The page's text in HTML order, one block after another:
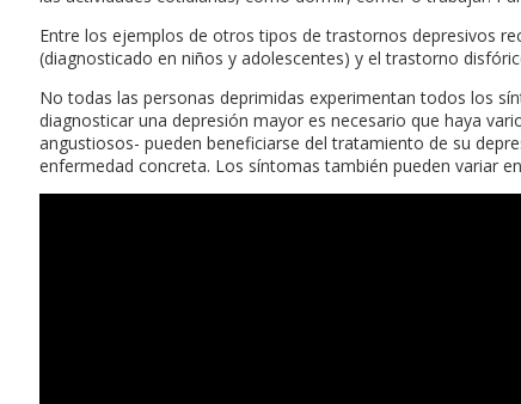
Entre los ejemplos de otros tipos de trastornos depresivos
(diagnosticado en niños y adolescentes) y el trastorno
No todas las personas deprimidas experimentan todos los
diagnosticar una depresión mayor es necesario que haya
angustiosos- pueden beneficiarse del tratamiento de su
enfermedad concreta. Los síntomas también pueden variar